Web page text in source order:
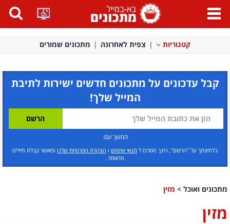
פתח
תפריט
קטגוריות צפית לאחרונה מתכונים שמורים
קבל עדכונים על מתכונים חדשים ישירות לתיבת
המייל שלך!
המשך עם:
בלחיצתך על "הרשם", הינך מסכים ל תנאי שימוש ו הצהרת הפרטיות שלנו ומאשר קבלת מיילים
מהאתר.
מתכונים ואוכל > מזין
מזין